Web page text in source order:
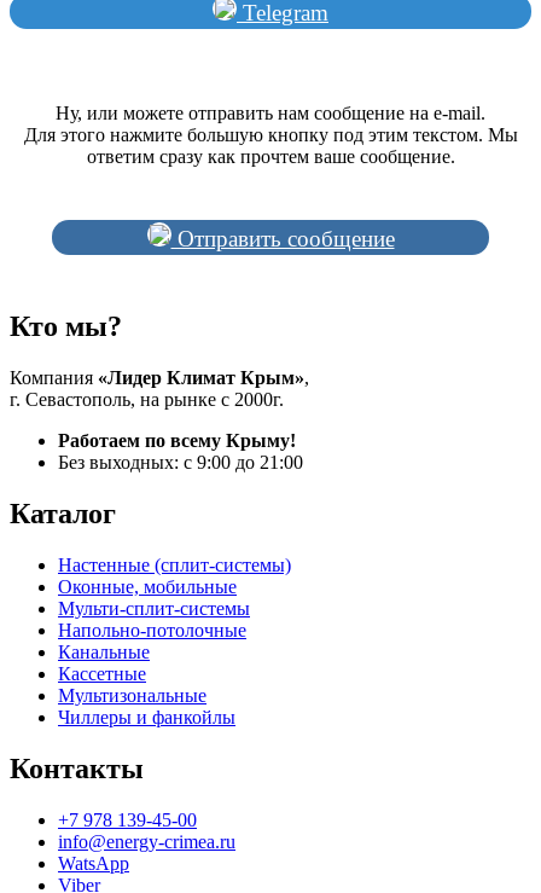
Telegram
Ну, или можете отправить нам сообщение на e-mail.
Для этого нажмите большую кнопку под этим текстом. Мы
ответим сразу как прочтем ваше сообщение.
Отправить сообщение
Кто мы?
Компания «Лидер Климат Крым»,
г. Севастополь, на рынке с 2000г.
Работаем по всему Крыму!
Без выходных: с 9:00 до 21:00
Каталог
Настенные (сплит-системы)
Оконные, мобильные
Мульти-сплит-системы
Напольно-потолочные
Канальные
Кассетные
Мультизональные
Чиллеры и фанкойлы
Контакты
+7 978 139-45-00
info@energy-crimea.ru
WatsApp
Viber